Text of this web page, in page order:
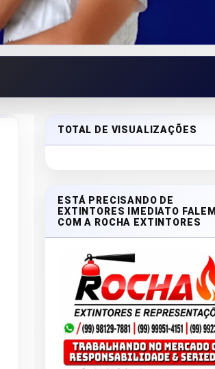
TOTAL DE VISUALIZAÇÕES
ESTÁ PRECISANDO DE
EXTINTORES IMEDIATO FALEM
COM A ROCHA EXTINTORES